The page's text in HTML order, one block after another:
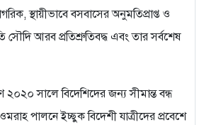
স্থায়ীভাবে বসবাসের অনুমতিপ্রাপ্ত ও
সৌদি আরব প্রতিশ্রুতিবদ্ধ এবং তার সর্বশেষ
২০২০ সালে বিদেশিদের জন্য সীমান্ত বন্ধ
পালনে ইচ্ছুক বিদেশী যাত্রীদের প্রবেশে